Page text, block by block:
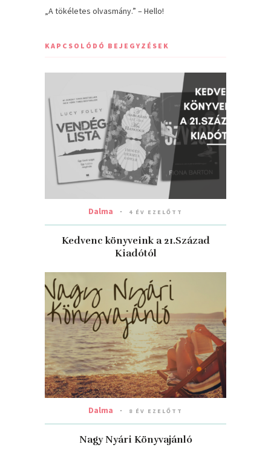
„A tökéletes olvasmány.” – Hello!
KAPCSOLÓDÓ BEJEGYZÉSEK
Dalma 4 ÉV EZELŐTT
Kedvenc könyveink a 21.Század
Kiadótól
Dalma 8 ÉV EZELŐTT
Nagy Nyári Könyvajánló